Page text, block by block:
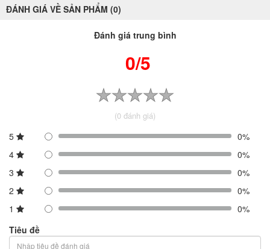
ĐÁNH GIÁ VỀ SẢN PHẨM (0)
Đánh giá trung bình
0/5
(0 đánh giá)
5
0%
4
0%
3
0%
2
0%
1
0%
Tiêu đề